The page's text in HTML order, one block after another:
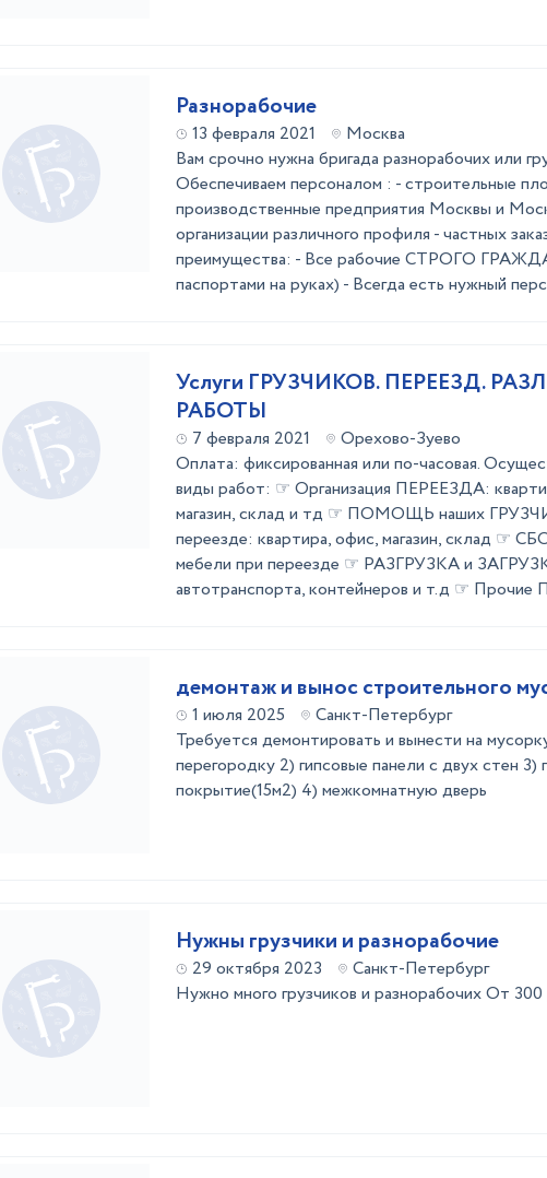
Разнорабочие
13 февраля 2021
Москва
Вам срочно нужна бригада разнорабочих или
Обеспечиваем персоналом : - строительные
производственные предприятия Москвы и
организации различного профиля - частных
преимущества: - Все рабочие СТРОГО
паспортами на руках) - Всегда есть нужный
Услуги ГРУЗЧИКОВ. ПЕРЕЕЗД.
РАБОТЫ
7 февраля 2021
Орехово-Зуево
Оплата: фиксированная или по-часовая.
виды работ: ☞ Организация ПЕРЕЕЗДА:
магазин, склад и тд ☞ ПОМОЩЬ наших
переезде: квартира, офис, магазин, склад ☞
мебели при переезде ☞ РАЗГРУЗКА и
автотранспорта, контейнеров и т.д ☞ Прочие
демонтаж и вынос строительного
1 июля 2025
Санкт-Петербург
Требуется демонтировать и вынести на
перегородку 2) гипсовые панели с двух стен 3)
покрытие(15м2) 4) межкомнатную дверь
Нужны грузчики и разнорабочие
29 октября 2023
Санкт-Петербург
Нужно много грузчиков и разнорабочих От